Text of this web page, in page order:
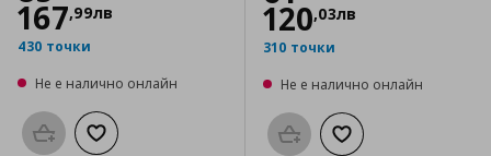
167,99лв
430 точки
Не е налично онлайн
Προσθήκη στο καλάθι
Добави към списъка с любими
120,03лв
310 точки
Не е налично онлайн
Προσθήκη στο καλάθι
Добави към